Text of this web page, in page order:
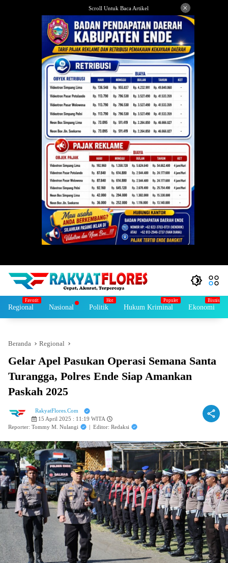
Scroll Untuk Baca Artikel ×
Regional Nasional Politik Hukum Kriminal Ekonomi
Beranda Regional
Gelar Apel Pasukan Operasi Semana Santa
Turangga, Polres Ende Siap Amankan
Paskah 2025
RakyatFlores.Com
15 April 2025 : 11:19 WITA
Reporter: Tommy M. Nulangi
| Editor: Redaksi